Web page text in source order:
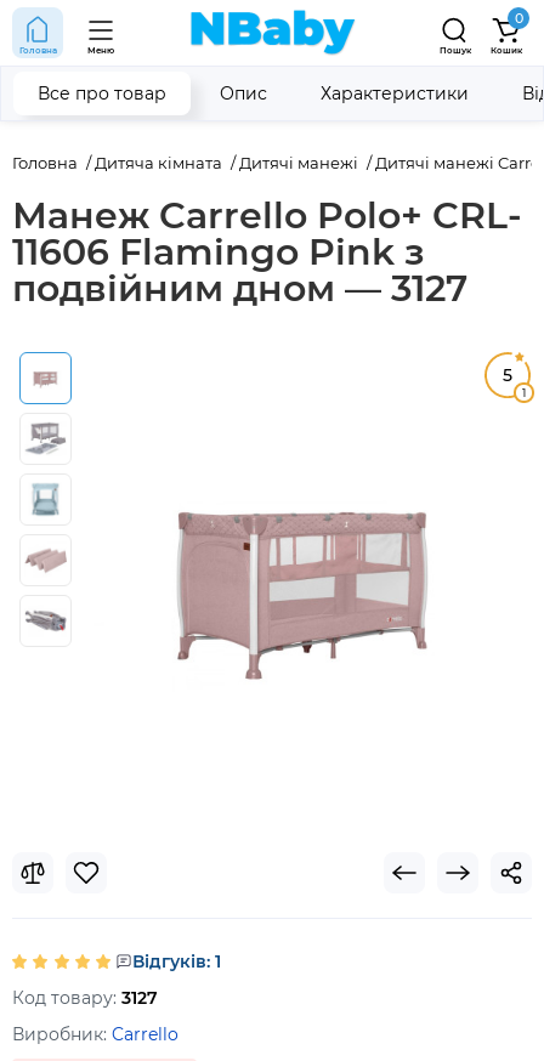
Головна Меню Пошук
0
Кошик
Головна Дитяча кімната Дитячі манежі Дитячі манежі
Манеж Carrello Polo+ CRL-
11606 Flamingo Pink з
подвійним дном — 3127
Все про товар Опис Характеристики
5
1
Відгуків: 1
Код товару: 3127
Виробник: Carrello